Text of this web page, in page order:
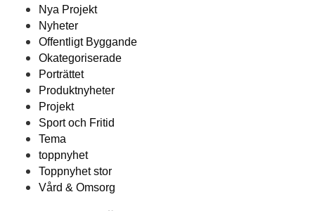
Nya Projekt
Nyheter
Offentligt Byggande
Okategoriserade
Porträttet
Produktnyheter
Projekt
Sport och Fritid
Tema
toppnyhet
Toppnyhet stor
Vård & Omsorg